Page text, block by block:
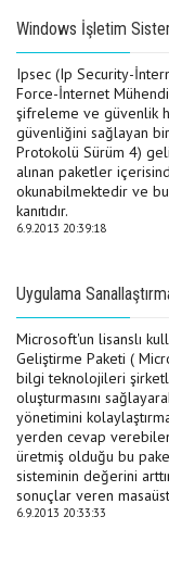
Windows İşletim
Ipsec (Ip Security-
Force-İnternet
şifreleme ve güvenlik
güvenliğini sağlayan
Protokolü Sürüm 4)
alınan paketler
okunabilmektedir ve
kanıtıdır.
6.9.2013 20:39:18
Uygulama
Microsoft'un lisanslı
Geliştirme Paketi (
bilgi teknolojileri
oluşturmasını
yönetimini
yerden cevap
üretmiş olduğu bu
sisteminin değerini
sonuçlar veren
6.9.2013 20:33:33